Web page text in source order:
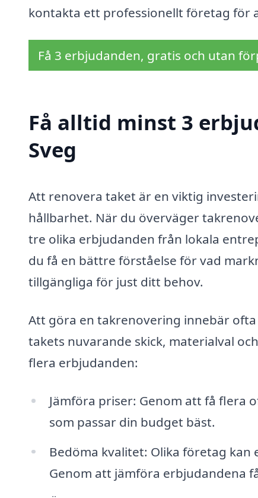
kontakta ett professionellt företag för
Få 3 erbjudanden, gratis och utan
Få alltid minst 3
Sveg
Att renovera taket är en viktig
hållbarhet. När du överväger
tre olika erbjudanden från lokala
du få en bättre förståelse för vad
tillgängliga för just ditt behov.
Att göra en takrenovering innebär
takets nuvarande skick, materialval
flera erbjudanden:
Jämföra priser: Genom att få flera
som passar din budget bäst.
Bedöma kvalitet: Olika företag
Genom att jämföra erbjudandena